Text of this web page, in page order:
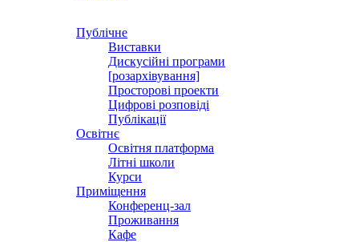
Публічне
Виставки
Дискусійні програми
[розархівування]
Просторові проекти
Цифрові розповіді
Публікації
Освітнє
Освітня платформа
Літні школи
Курси
Приміщення
Конференц-зал
Проживання
Кафе